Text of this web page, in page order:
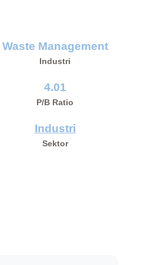
Waste Management
Industri
4.01
P/B Ratio
Industri
Sektor